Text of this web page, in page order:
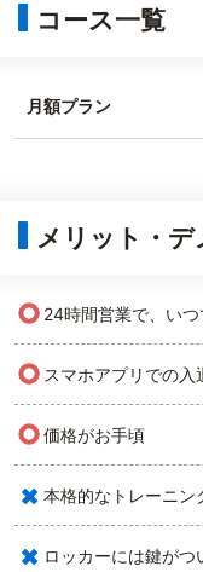
コース一覧
月額プラン
メリット・デ
○ 24時間営業で、い
○ スマホアプリでの
○価格がお手頃
× 本格的なトレーニン
× ロッカーには鍵がつ